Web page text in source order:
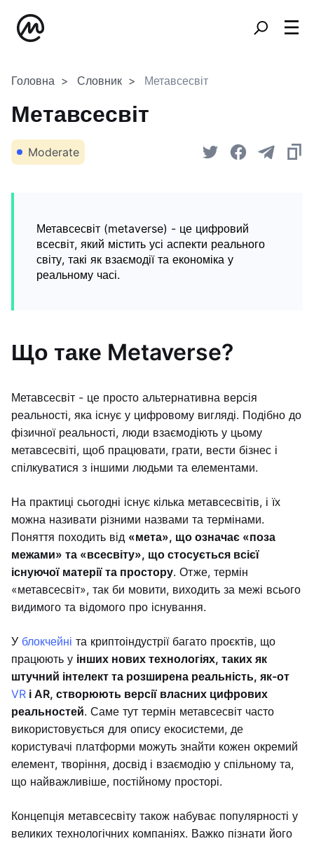
Головна Словник Метавсесвіт
Метавсесвіт
Moderate
Метавсесвіт (metaverse) - це цифровий
всесвіт, який містить усі аспекти реального
світу, такі як взаємодії та економіка у
реальному часі.
Що таке Metaverse?
Метавсесвіт - це просто альтернативна версія
реальності, яка існує у цифровому вигляді. Подібно до
фізичної реальності, люди взаємодіють у цьому
метавсесвіті, щоб працювати, грати, вести бізнес і
спілкуватися з іншими людьми та елементами.
На практиці сьогодні існує кілька метавсесвітів, і їх
можна називати різними назвами та термінами.
Поняття походить від «мета», що означає «поза
межами» та «всесвіту», що стосується всієї
існуючої матерії та простору. Отже, термін
«метавсесвіт», так би мовити, виходить за межі всього
видимого та відомого про існування.
У блокчейні та криптоіндустрії багато проєктів, що
працюють у інших нових технологіях, таких як
штучний інтелект та розширена реальність, як-от
VR і AR, створюють версії власних цифрових
реальностей. Саме тут термін метавсесвіт часто
використовується для опису екосистеми, де
користувачі платформи можуть знайти кожен окремий
елемент, творіння, досвід і взаємодію у спільному та,
що найважливіше, постійному просторі.
Концепція метавсесвіту також набуває популярності у
великих технологічних компаніях. Важко пізнати його